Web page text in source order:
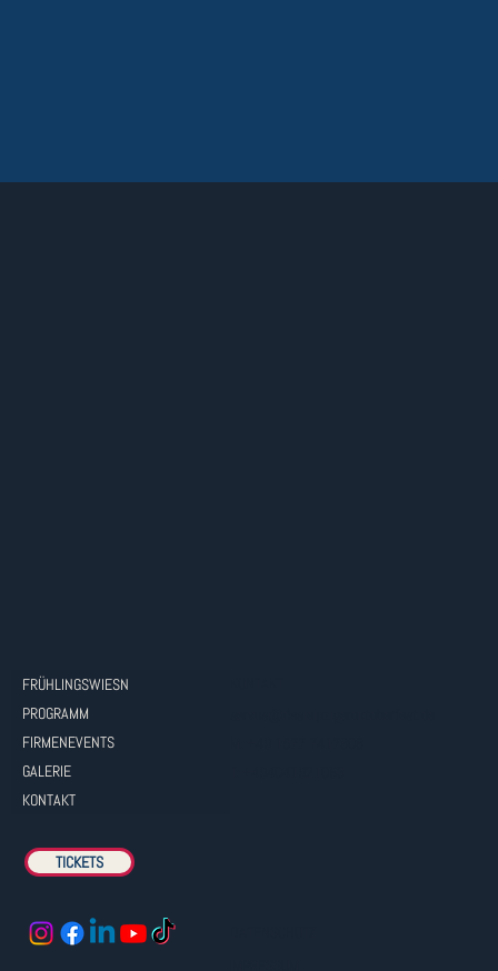
FRÜHLINGSWIESN
PROGRAMM
FIRMENEVENTS
GALERIE
KONTAKT
TICKETS